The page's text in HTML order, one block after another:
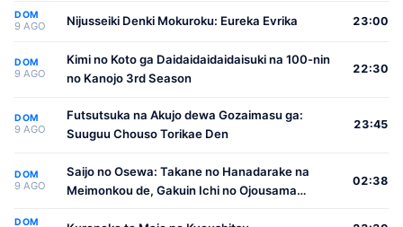
DOM
9 AGO Nijusseiki Denki Mokuroku: Eureka Evrika 23:00
DOM
9 AGO
Kimi no Koto ga Daidaidaidaidaisuki na 100-nin
no Kanojo 3rd Season
22:30
DOM
9 AGO
Futsutsuka na Akujo dewa Gozaimasu ga:
Suuguu Chouso Torikae Den
23:45
DOM
9 AGO
Saijo no Osewa: Takane no Hanadarake na
Meimonkou de, Gakuin Ichi no Ojousama
02:38
DOM